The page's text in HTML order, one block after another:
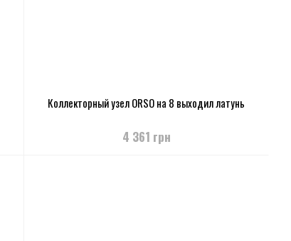
Коллекторный узел ORSO на 8 выходил латунь
4 361 грн